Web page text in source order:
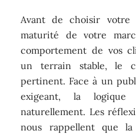
Avant de choisir votre
maturité de votre
comportement de vos
un terrain stable, le
pertinent. Face à un
exigeant, la
naturellement. Les
nous rappellent que